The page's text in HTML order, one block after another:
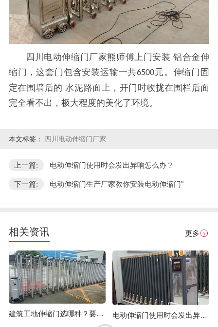
四川电动伸缩门厂家熊师傅 上门安装铝合金伸
缩门 ，这套门包含安装运输一共6500元。 伸缩门固
定在围墙后的 水泥路面上，开门时收拢在围栏后面
完全看不出，极大程度的美化了环境。
本文标签： 四川电动伸缩门厂家
上一篇: 电动伸缩门使用时会发出异响怎么办？
下一篇: 电动伸缩门生产厂家教你安装电动伸缩门"
相关资讯 更多
建筑工地伸缩门选哪种？要注意哪些？ 电动伸缩门使用时会发出异响怎么办？